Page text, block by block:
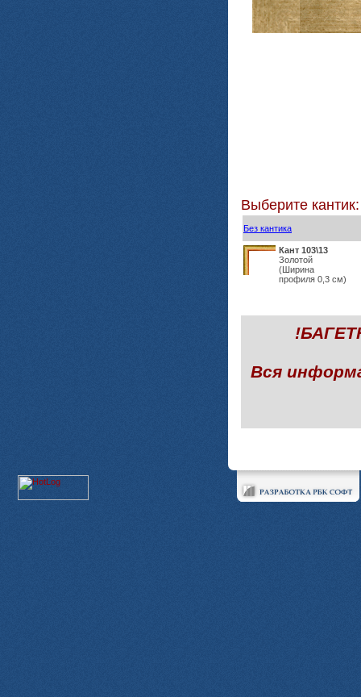
Выберите кантик:
Без кантика
Кант 103\13
Золотой
(Ширина
профиля 0,3 см)
Вся